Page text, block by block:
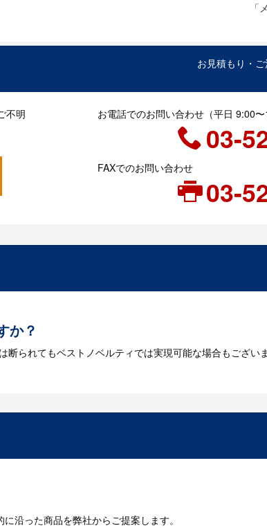
「
お見積もり・
不明
お電話でのお問い合わせ（平日 9:00〜
03-
FAXでのお問い合わせ
03-
か？
られてもベストノベルティでは実現可能な場合もござい
沿った商品を弊社からご提案します。